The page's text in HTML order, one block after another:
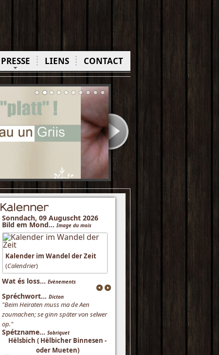
PRESSE LIENS CONTACT
Kalenner
Sonndach, 09 Auguscht 2026
Bild em Mond...Image du mois
Kalender im Wandel der Zeit
(Calendrier)
Wat és loss... Evènements
Spréchwort... Dicton
"Beim Heiraten muss ma de Aen
zoumachen; se ginn später von selwer
op."
Spétzname... Sobriquet
Hëlsbich ( Hëlbicher Binnesen -
oder Mueten)